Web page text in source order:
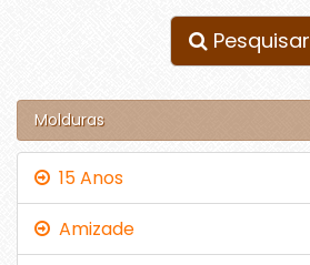
Pesquisar
Molduras
15 Anos
Amizade